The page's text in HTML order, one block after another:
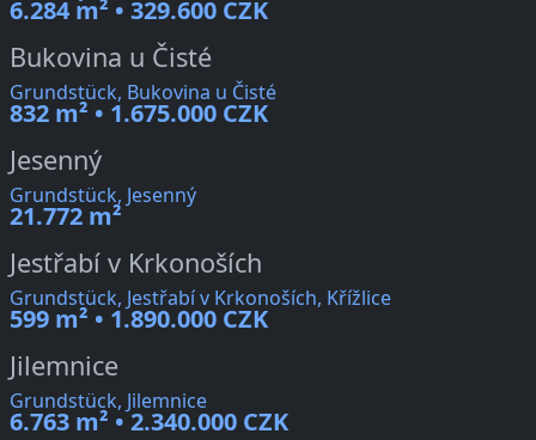
6.284 m² • 329.600 CZK
Bukovina u Čisté
Grundstück, Bukovina u Čisté
832 m² • 1.675.000 CZK
Jesenný
Grundstück, Jesenný
21.772 m²
Jestřabí v Krkonoších
Grundstück, Jestřabí v Krkonoších, Křížlice
599 m² • 1.890.000 CZK
Jilemnice
Grundstück, Jilemnice
6.763 m² • 2.340.000 CZK